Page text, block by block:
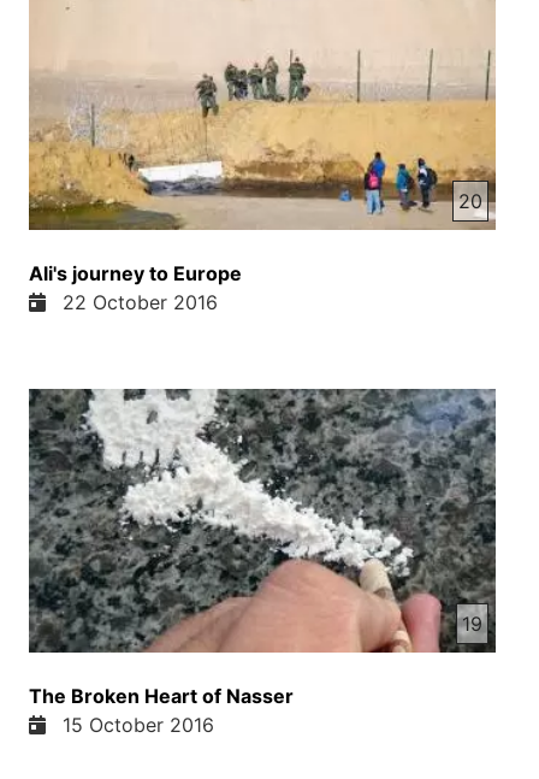
20
Ali's journey to Europe
22 October 2016
19
The Broken Heart of Nasser
15 October 2016